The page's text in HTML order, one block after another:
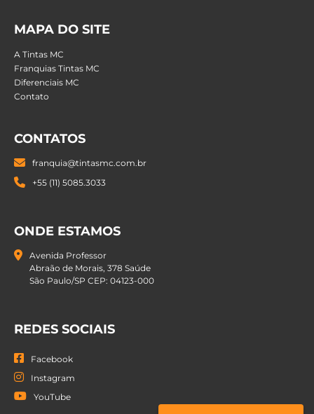
MAPA DO SITE
A Tintas MC
Franquias Tintas MC
Diferenciais MC
Contato
CONTATOS
franquia@tintasmc.com.br
+55 (11) 5085.3033
ONDE ESTAMOS
Avenida Professor
Abraão de Morais, 378 Saúde
São Paulo/SP CEP: 04123-000
REDES SOCIAIS
Facebook
Instagram
YouTube